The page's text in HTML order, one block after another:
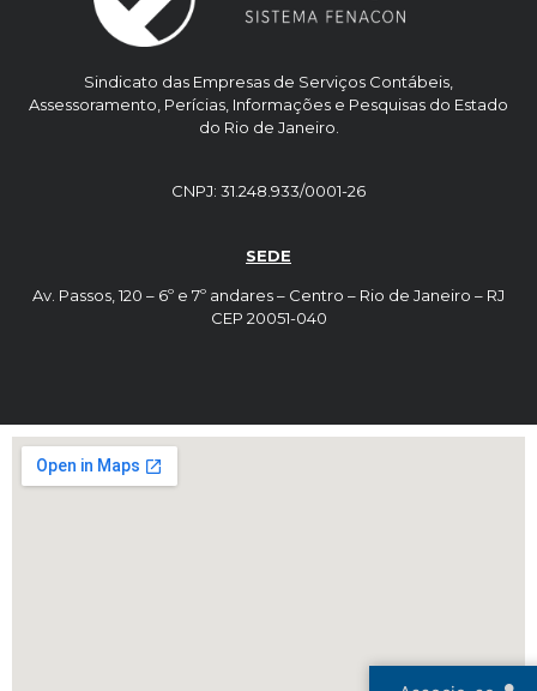
Sindicato das Empresas de Serviços Contábeis,
Assessoramento, Perícias, Informações e Pesquisas do Estado
do Rio de Janeiro.
CNPJ: 31.248.933/0001-26
SEDE
Av. Passos, 120 – 6º e 7º andares – Centro – Rio de Janeiro – RJ
CEP 20051-040